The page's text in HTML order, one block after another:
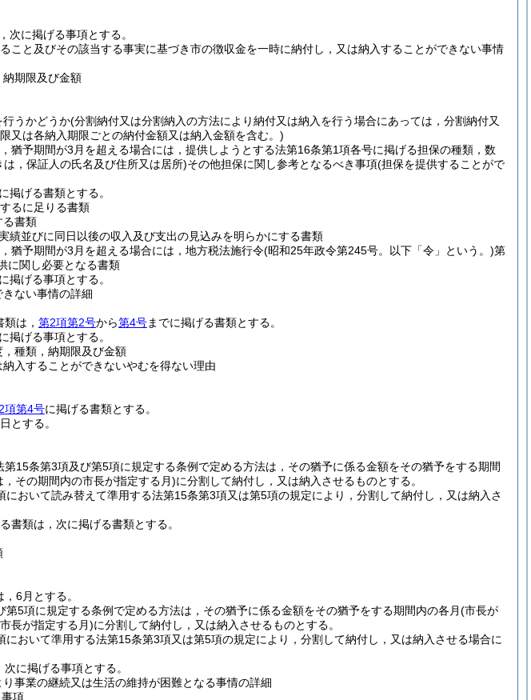
次に掲げる事項とする。
こと及びその該当する事実に基づき市の徴収金を一時に納付し，又は納入することができない事情
期限及び金額
うかどうか(分割納付又は分割納入の方法により納付又は納入を行う場合にあっては，分割納付又
又は各納入期限ごとの納付金額又は納入金額を含む。)
猶予期間が3月を超える場合には，提供しようとする法第16条第1項各号に掲げる担保の種類，数
，保証人の氏名及び住所又は居所)その他担保に関し参考となるべき事項(担保を提供することがで
掲げる書類とする。
るに足りる書類
る書類
績並びに同日以後の収入及び支出の見込みを明らかにする書類
猶予期間が3月を超える場合には，地方税法施行令(昭和25年政令第245号。以下「令」という。)第
に関し必要となる書類
掲げる事項とする。
ない事情の詳細
は， 第2項第2号から第4号までに掲げる書類とする。
掲げる事項とする。
種類，納期限及び金額
入することができないやむを得ない理由
項第4号に掲げる書類とする。
とする。
15条第3項及び第5項に規定する条例で定める方法は，その猶予に係る金額をその猶予をする期間
その期間内の市長が指定する月)に分割して納付し，又は納入させるものとする。
において読み替えて準用する法第15条第3項又は第5項の規定により，分割して納付し，又は納入さ
書類は，次に掲げる書類とする。
6月とする。
5項に規定する条例で定める方法は，その猶予に係る金額をその猶予をする期間内の各月(市長が
長が指定する月)に分割して納付し，又は納入させるものとする。
において準用する法第15条第3項又は第5項の規定により，分割して納付し，又は納入させる場合に
に掲げる事項とする。
事業の継続又は生活の維持が困難となる事情の詳細
項